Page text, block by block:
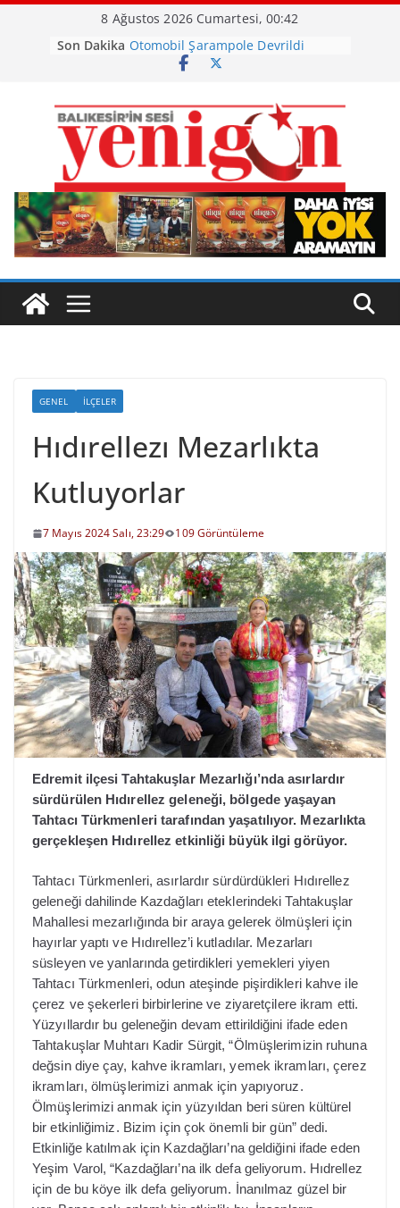
Skip
8 Ağustos 2026 Cumartesi, 00:42
Son Dakika Otomobil Şarampole Devrildi
Büyükşehir’den Kepsut’a Yatırım
Burhaniye’de Ot Yangını
Havran Siyah İncirinde Hasat
Başladı
GENEL İLÇELER
Hıdırellezı Mezarlıkta
Kutluyorlar
7 Mayıs 2024 Salı, 23:29 109 Görüntüleme
Edremit ilçesi Tahtakuşlar Mezarlığı’nda asırlardır
sürdürülen Hıdırellez geleneği, bölgede yaşayan
Tahtacı Türkmenleri tarafından yaşatılıyor. Mezarlıkta
gerçekleşen Hıdırellez etkinliği büyük ilgi görüyor.
Tahtacı Türkmenleri, asırlardır sürdürdükleri Hıdırellez
geleneği dahilinde Kazdağları eteklerindeki Tahtakuşlar
Mahallesi mezarlığında bir araya gelerek ölmüşleri için
hayırlar yaptı ve Hıdırellez’i kutladılar. Mezarları
süsleyen ve yanlarında getirdikleri yemekleri yiyen
Tahtacı Türkmenleri, odun ateşinde pişirdikleri kahve ile
çerez ve şekerleri birbirlerine ve ziyaretçilere ikram etti.
Yüzyıllardır bu geleneğin devam ettirildiğini ifade eden
Tahtakuşlar Muhtarı Kadir Sürgit, “Ölmüşlerimizin ruhuna
değsin diye çay, kahve ikramları, yemek ikramları, çerez
ikramları, ölmüşlerimizi anmak için yapıyoruz.
Ölmüşlerimizi anmak için yüzyıldan beri süren kültürel
bir etkinliğimiz. Bizim için çok önemli bir gün” dedi.
Etkinliğe katılmak için Kazdağları’na geldiğini ifade eden
Yeşim Varol, “Kazdağları’na ilk defa geliyorum. Hıdrellez
için de bu köye ilk defa geliyorum. İnanılmaz güzel bir